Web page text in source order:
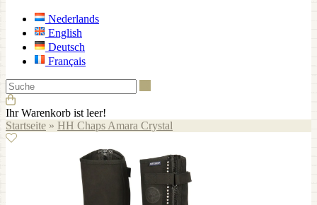
Nederlands
English
Deutsch
Français
Ihr Warenkorb ist leer!
Startseite » HH Chaps Amara Crystal